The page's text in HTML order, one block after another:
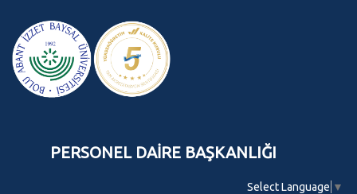
PERSONEL DAİRE BAŞKANLIĞI
Select Language ▼